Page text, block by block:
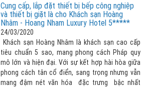
Cung cấp, lắp đặt thiết bị bếp công nghiệp
và thiết bị giặt là cho Khách sạn Hoàng
Nhâm - Hoang Nham Luxury Hotel 5*****
24/03/2020
Khách sạn Hoàng Nhâm là khách sạn cao cấp
tiêu chuẩn 5 sao, mang phong cách Pháp quy
mô lớn và hiện đại. Với sự kết hợp hài hòa giữa
phong cách tân cổ điển, sang trọng nhưng vẫn
mang đậm nét văn hóa đặc trưng bậc nhất